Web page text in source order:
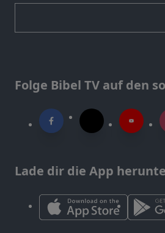
Folge Bibel TV auf den
Lade dir die App